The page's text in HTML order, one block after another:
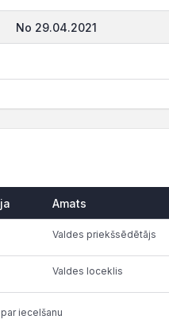
No 29.04.2021
Amats
Valdes priekšsēdētājs
Valdes loceklis
iecelšanu